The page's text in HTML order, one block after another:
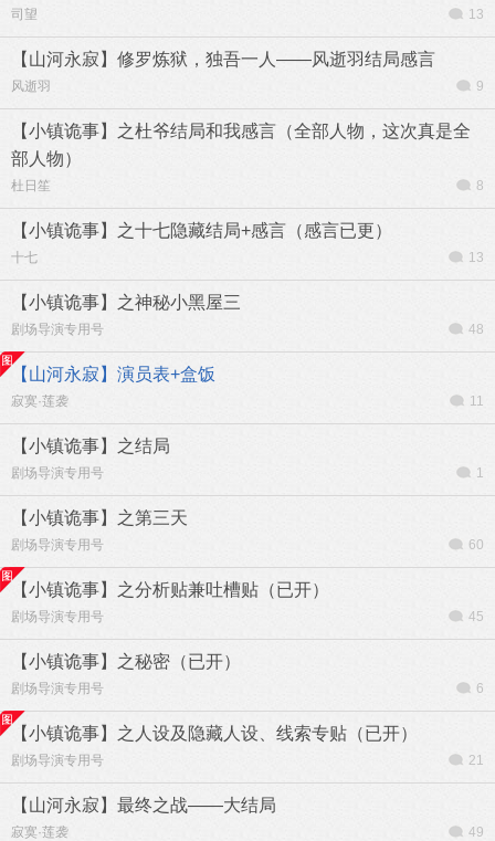
司望 13
【山河永寂】修罗炼狱，独吾一人——风逝羽结局感言
风逝羽 9
【小镇诡事】之杜爷结局和我感言（全部人物，这次真是全
部人物）
杜日笙 8
【小镇诡事】之十七隐藏结局+感言（感言已更）
十七 13
【小镇诡事】之神秘小黑屋三
剧场导演专用号 48
【山河永寂】演员表+盒饭
寂寞·莲袭 11
【小镇诡事】之结局
剧场导演专用号 1
【小镇诡事】之第三天
剧场导演专用号 60
【小镇诡事】之分析贴兼吐槽贴（已开）
剧场导演专用号 45
【小镇诡事】之秘密（已开）
剧场导演专用号 6
【小镇诡事】之人设及隐藏人设、线索专贴（已开）
剧场导演专用号 21
【山河永寂】最终之战——大结局
寂寞·莲袭 49